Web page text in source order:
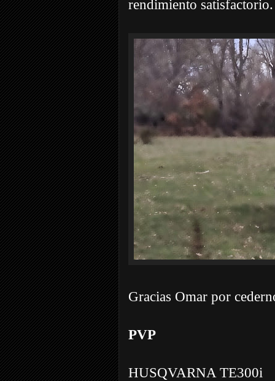
rendimiento satisfactorio.
Gracias Omar por
PVP
HUSQVARNA TE300i